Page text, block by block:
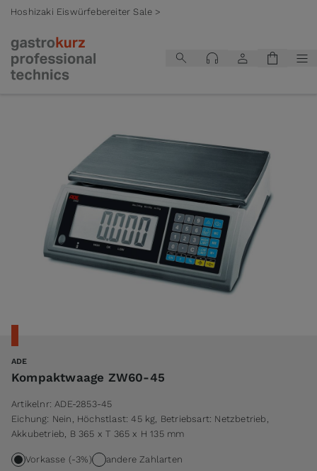
Hoshizaki Eiswürfebereiter Sale >
ADE
Kompaktwaage ZW60-45
Artikelnr: ADE-2853-45
Eichung: Nein, Höchstlast: 45 kg, Betriebsart: Netzbetrieb,
Akkubetrieb, B 365 x T 365 x H 135 mm
Vorkasse (-3%) andere Zahlarten